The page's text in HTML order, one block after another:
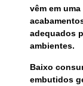
vêm em
adequados
ambientes.
Baixo
embutidos